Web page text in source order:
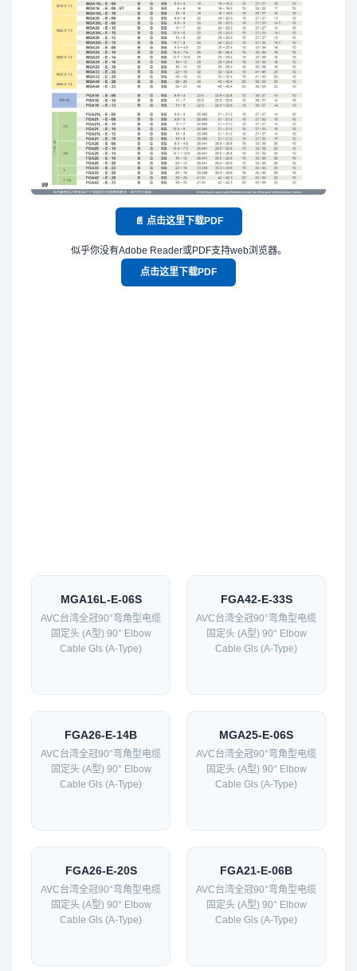
📄 点击这里下载PDF
似乎你没有Adobe Reader或PDF支持web浏览器。
点击这里下载PDF
MGA16L-E-06S
AVC台湾全冠90°弯角型电缆
固定头 (A型) 90° Elbow
Cable Gls (A-Type)
FGA42-E-33S
AVC台湾全冠90°弯角型电缆
固定头 (A型) 90° Elbow
Cable Gls (A-Type)
FGA26-E-14B
AVC台湾全冠90°弯角型电缆
固定头 (A型) 90° Elbow
Cable Gls (A-Type)
MGA25-E-06S
AVC台湾全冠90°弯角型电缆
固定头 (A型) 90° Elbow
Cable Gls (A-Type)
FGA26-E-20S
AVC台湾全冠90°弯角型电缆
固定头 (A型) 90° Elbow
Cable Gls (A-Type)
FGA21-E-06B
AVC台湾全冠90°弯角型电缆
固定头 (A型) 90° Elbow
Cable Gls (A-Type)